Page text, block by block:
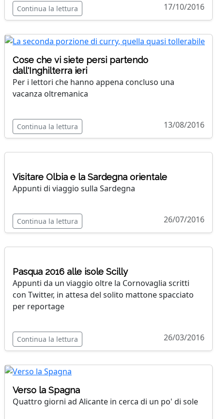
Continua la lettura 17/10/2016
Cose che vi siete persi partendo
dall'Inghilterra ieri
Per i lettori che hanno appena concluso una
vacanza oltremanica
Continua la lettura 13/08/2016
Visitare Olbia e la Sardegna orientale
Appunti di viaggio sulla Sardegna
Continua la lettura 26/07/2016
Pasqua 2016 alle isole Scilly
Appunti da un viaggio oltre la Cornovaglia scritti
con Twitter, in attesa del solito mattone spacciato
per reportage
Continua la lettura 26/03/2016
Verso la Spagna
Quattro giorni ad Alicante in cerca di un po' di sole